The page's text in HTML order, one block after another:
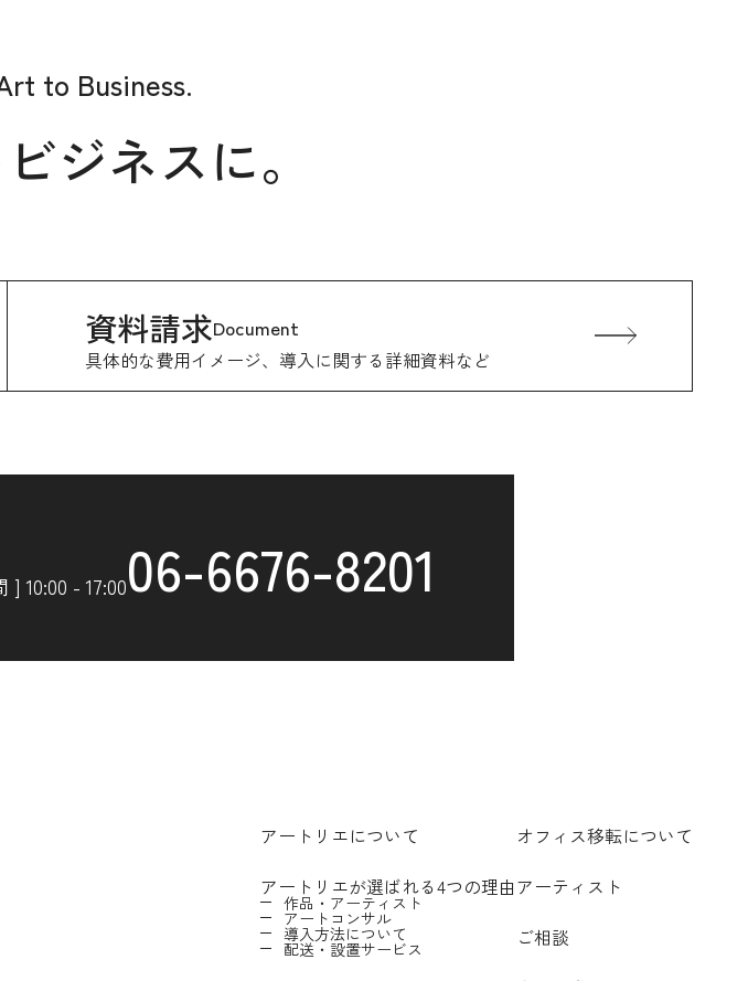
to Business.
ジネスに。
資料請求Document
具体的な費用イメージ、 導入に関する詳細資料など
] 10:00 - 17:0006-6676-8201
アートリエについて
アートリエが選ばれる4つの理由
作品・アーティスト
アートコンサル
導入方法について
配送・設置サービス
オフィス移転について
アーティスト
ご相談